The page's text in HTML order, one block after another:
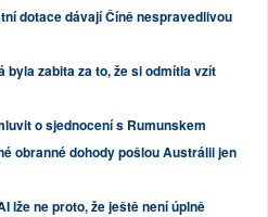
dotace dávají Číně nespravedlivou
byla zabita za to, že si odmítla vzít
o sjednocení s Rumunskem
obranné dohody pošlou Austrálii jen
lže ne proto, že ještě není úplně